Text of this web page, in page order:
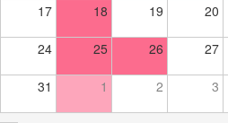
17 18 19 20
24 25 26 27
31 1 2 3